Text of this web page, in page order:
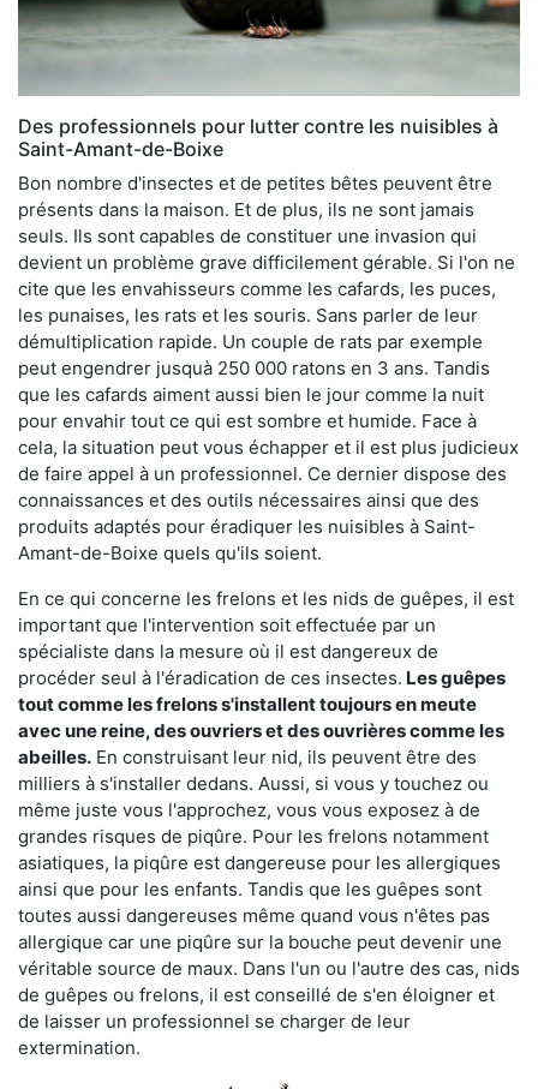
Des professionnels pour lutter contre les nuisibles à
Saint-Amant-de-Boixe
Bon nombre d'insectes et de petites bêtes peuvent être
présents dans la maison. Et de plus, ils ne sont jamais
seuls. Ils sont capables de constituer une invasion qui
devient un problème grave difficilement gérable. Si l'on ne
cite que les envahisseurs comme les cafards, les puces,
les punaises, les rats et les souris. Sans parler de leur
démultiplication rapide. Un couple de rats par exemple
peut engendrer jusquà 250 000 ratons en 3 ans. Tandis
que les cafards aiment aussi bien le jour comme la nuit
pour envahir tout ce qui est sombre et humide. Face à
cela, la situation peut vous échapper et il est plus judicieux
de faire appel à un professionnel. Ce dernier dispose des
connaissances et des outils nécessaires ainsi que des
produits adaptés pour éradiquer les nuisibles à Saint-
Amant-de-Boixe quels qu'ils soient.
En ce qui concerne les frelons et les nids de guêpes, il est
important que l'intervention soit effectuée par un
spécialiste dans la mesure où il est dangereux de
procéder seul à l'éradication de ces insectes. Les guêpes
tout comme les frelons s'installent toujours en meute
avec une reine, des ouvriers et des ouvrières comme les
abeilles. En construisant leur nid, ils peuvent être des
milliers à s'installer dedans. Aussi, si vous y touchez ou
même juste vous l'approchez, vous vous exposez à de
grandes risques de piqûre. Pour les frelons notamment
asiatiques, la piqûre est dangereuse pour les allergiques
ainsi que pour les enfants. Tandis que les guêpes sont
toutes aussi dangereuses même quand vous n'êtes pas
allergique car une piqûre sur la bouche peut devenir une
véritable source de maux. Dans l'un ou l'autre des cas, nids
de guêpes ou frelons, il est conseillé de s'en éloigner et
de laisser un professionnel se charger de leur
extermination.